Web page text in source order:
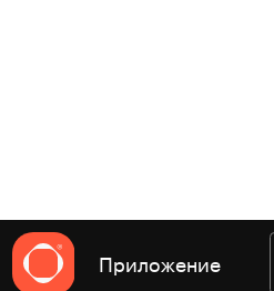
Приложение